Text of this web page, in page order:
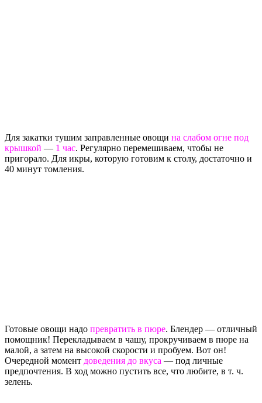
Для закатки тушим заправленные овощи на слабом огне под
крышкой — 1 час. Регулярно перемешиваем, чтобы не
пригорало. Для икры, которую готовим к столу, достаточно и
40 минут томления.
Готовые овощи надо превратить в пюре. Блендер — отличный
помощник! Перекладываем в чашу, прокручиваем в пюре на
малой, а затем на высокой скорости и пробуем. Вот он!
Очередной момент доведения до вкуса — под личные
предпочтения. В ход можно пустить все, что любите, в т. ч.
зелень.